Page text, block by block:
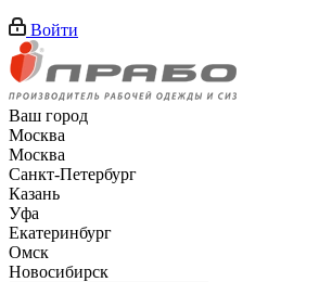
Войти
Ваш город
Москва
Москва
Санкт-Петербург
Казань
Уфа
Екатеринбург
Омск
Новосибирск